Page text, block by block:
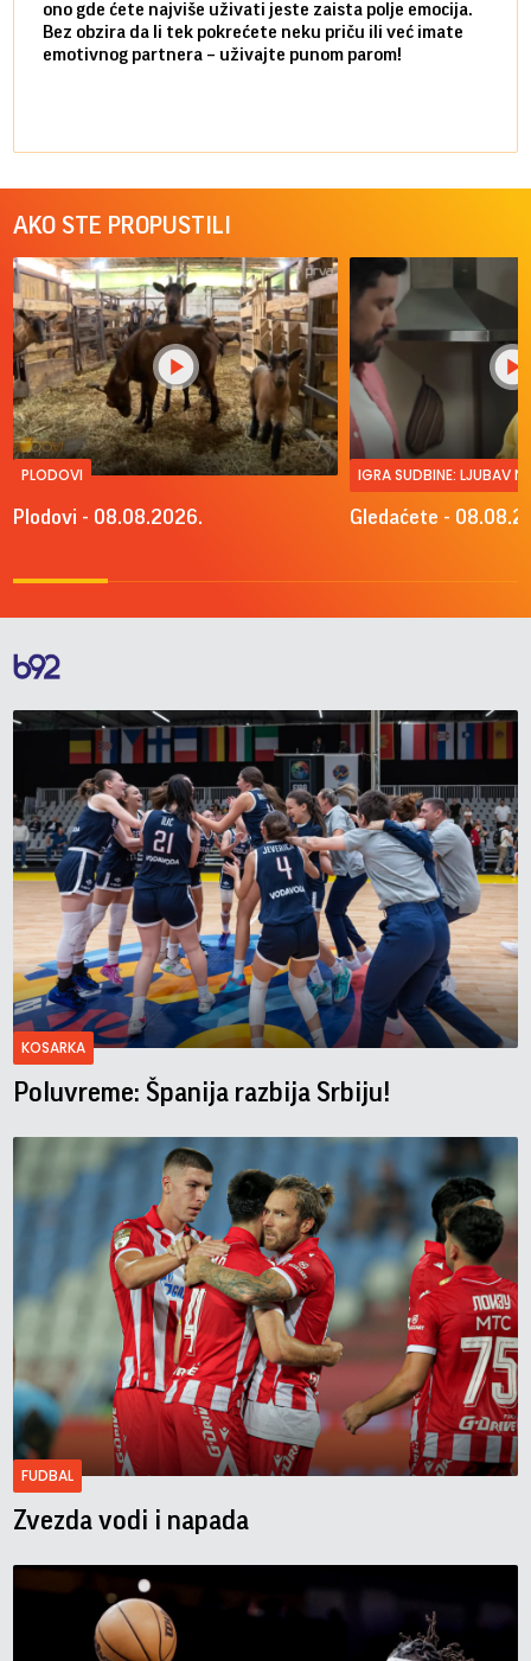
ono gde ćete najviše uživati jeste zaista polje emocija.
Bez obzira da li tek pokrećete neku priču ili već imate
emotivnog partnera – uživajte punom parom!
AKO STE PROPUSTILI
PLODOVI
Plodovi - 08.08.2026.
IGRA SUDBINE: LJUBAV
Gledaćete -
KOSARKA
Poluvreme: Španija razbija Srbiju!
FUDBAL
Zvezda vodi i napada